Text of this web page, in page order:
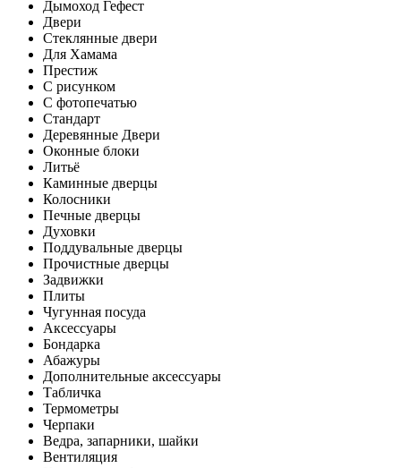
Дымоход Гефест
Двери
Стеклянные двери
Для Хамама
Престиж
С рисунком
С фотопечатью
Стандарт
Деревянные Двери
Оконные блоки
Литьё
Каминные дверцы
Колосники
Печные дверцы
Духовки
Поддувальные дверцы
Прочистные дверцы
Задвижки
Плиты
Чугунная посуда
Аксессуары
Бондарка
Абажуры
Дополнительные аксессуары
Табличка
Термометры
Черпаки
Ведра, запарники, шайки
Вентиляция